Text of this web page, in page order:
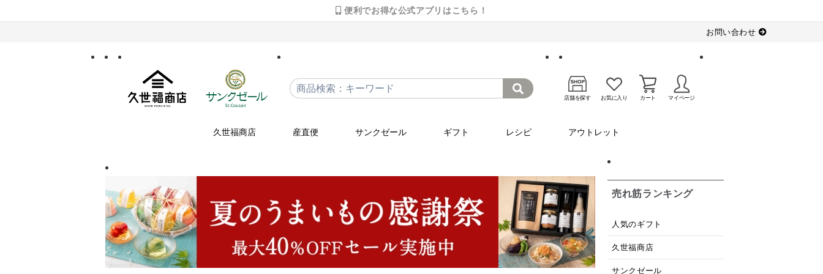
便利でお得な公式アプリはこちら！
お問い合わせ
店舗を探す お気に入り カート マイページ
久世福商店 産直便 サンクゼール ギフト レシピ アウトレット
売れ筋ランキング
人気のギフト
久世福商店
サンクゼール